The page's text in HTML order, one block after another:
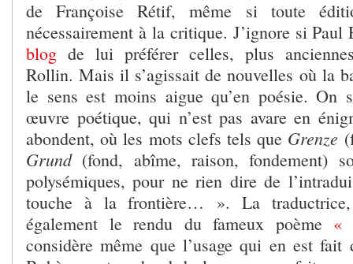
de Françoise Rétif, même si toute
nécessairement à la critique. J’ignore si
blog de lui préférer celles, plus
Rollin. Mais il s’agissait de nouvelles où la
le sens est moins aigue qu’en poésie. On
œuvre poétique, qui n’est pas avare en
abondent, où les mots clefs tels que Grenze
Grund(fond, abîme, raison, fondement)
polysémiques, pour ne rien dire de
touche à la frontière… ». La
également le rendu du fameux poème «
considère même que l’usage qui en est